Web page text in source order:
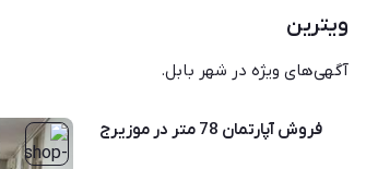
ویترین
آگهی‌های ویژه در شهر بابل.
فروش آپارتمان 78 متر در موزیرج